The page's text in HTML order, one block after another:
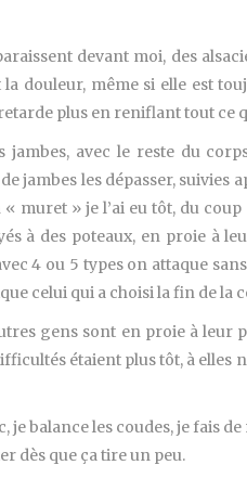
devant moi, des
douleur, même si elle est
plus en reniflant tout ce
jambes, avec le reste du
jambes les dépasser, suivies
muret » je l’ai eu tôt, du
à des poteaux, en proie à
4 ou 5 types on attaque
celui qui a choisi la fin de la
gens sont en proie à leur
étaient plus tôt, à elles
balance les coudes, je fais
dès que ça tire un peu.